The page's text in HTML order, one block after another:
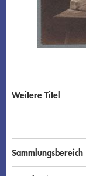
Weitere Titel
Sammlungsbereich